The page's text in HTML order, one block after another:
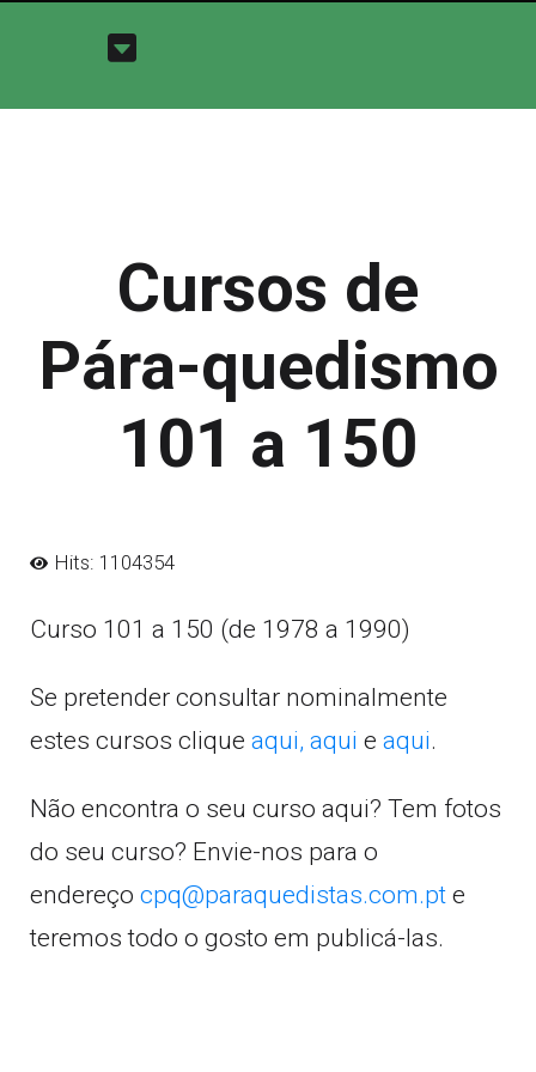
Cursos de
Pára-quedismo
101 a 150
Hits: 1104354
Curso 101 a 150 (de 1978 a 1990)
Se pretender consultar nominalmente
estes cursos clique aqui, aqui e aqui.
Não encontra o seu curso aqui? Tem fotos
do seu curso? Envie-nos para o
endereço cpq@paraquedistas.com.pt e
teremos todo o gosto em publicá-las.